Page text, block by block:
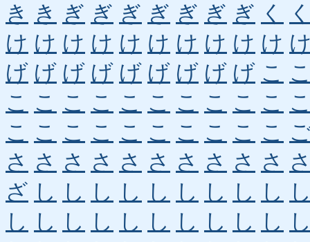
き き ぎ ぎ ぎ ぎ ぎ ぎ ぎ く
け け け け け け け け け け
げ げ げ げ げ げ げ げ げ こ
こ こ こ こ こ こ こ こ こ こ
こ こ こ こ こ こ こ こ こ こ
さ さ さ さ さ さ さ さ さ さ
ざ し し し し し し し し し
し し し し し し し し し し